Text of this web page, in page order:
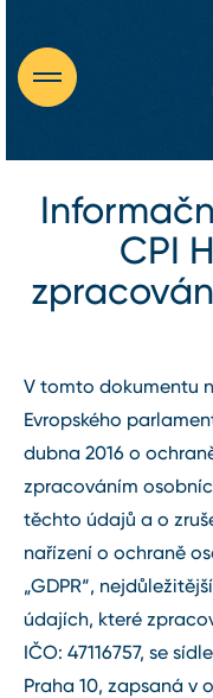
CPI
V tomto dokumentu
Evropského
dubna 2016 o
zpracováním
těchto údajů a o
nařízení o ochraně
„GDPR“,
údajích, které
IČO: 47116757, se
Praha 10, zapsaná v